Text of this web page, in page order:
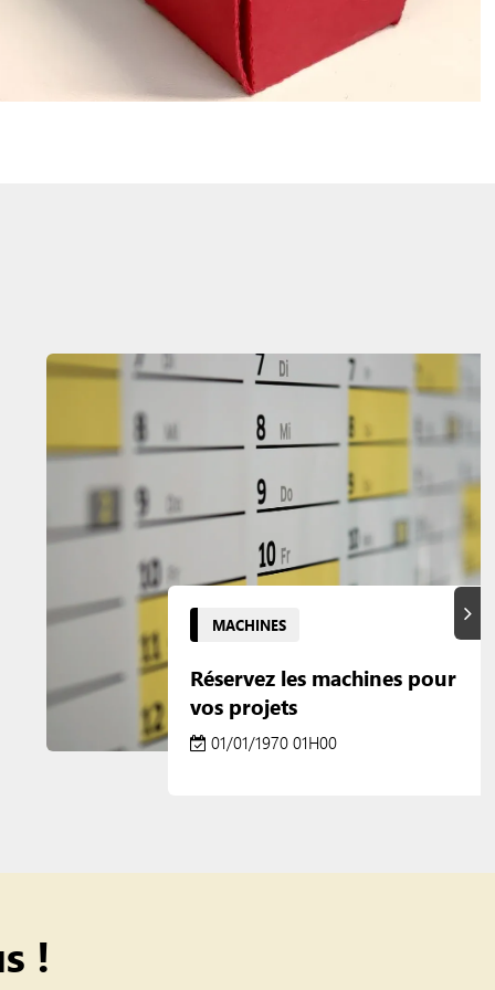
MACHINES
Réservez les machines pour
vos projets
01/01/1970 01H00
!